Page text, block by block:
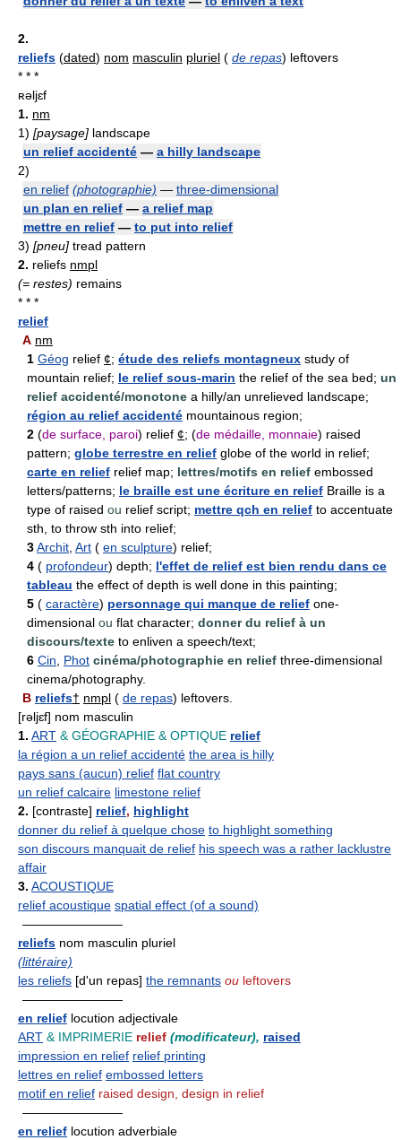
2.
reliefs (dated) nom masculin pluriel ( de repas) leftovers
* * *
ʀəljɛf
1. nm
1) [paysage] landscape
un relief accidenté — a hilly landscape
2)
en relief (photographie) — three-dimensional
un plan en relief — a relief map
mettre en relief — to put into relief
3) [pneu] tread pattern
2. reliefs nmpl
(= restes) remains
* * *
relief
A nm
1 Géog relief ¢; étude des reliefs montagneux study of
mountain relief; le relief sous-marin the relief of the sea bed; un
relief accidenté/monotone a hilly/an unrelieved landscape;
région au relief accidenté mountainous region;
2 (de surface, paroi) relief ¢; (de médaille, monnaie) raised
pattern; globe terrestre en relief globe of the world in relief;
carte en relief relief map; lettres/motifs en relief embossed
letters/patterns; le braille est une écriture en relief Braille is a
type of raised ou relief script; mettre qch en relief to accentuate
sth, to throw sth into relief;
3Archit Art ( en sculpture) relief;
4 ( profondeur) depth; l'effet de relief est bien rendu dans ce
tableau the effect of depth is well done in this painting;
5 ( caractère) personnage qui manque de relief one-
dimensional ou flat character; donner du relief à un
discours/texte to enliven a speech/text;
6 Cin Phot cinéma/photographie en relief three-dimensional
cinema/photography.
B reliefs† nmpl ( de repas) leftovers.
[rəljɛf] nom masculin
1. ART & GÉOGRAPHIE & OPTIQUE relief
la région a un relief accidenté the area is hilly
pays sans (aucun) relief flat country
un relief calcaire limestone relief
2. [contraste] relief, highlight
donner du relief à quelque chose to highlight something
son discours manquait de relief his speech was a rather lacklustre
affair
3. ACOUSTIQUE
relief acoustique spatial effect (of a sound)
————————
reliefs nom masculin pluriel
(littéraire)
les reliefs [d'un repas] the remnants ou leftovers
————————
en relief locution adjectivale
ART & IMPRIMERIE relief (modificateur), raised
impression en relief relief printing
lettres en relief embossed letters
motif en relief raised design, design in relief
————————
en relief locution adverbiale